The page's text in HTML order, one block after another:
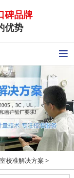
碑品牌
优势
校准解决方案 >